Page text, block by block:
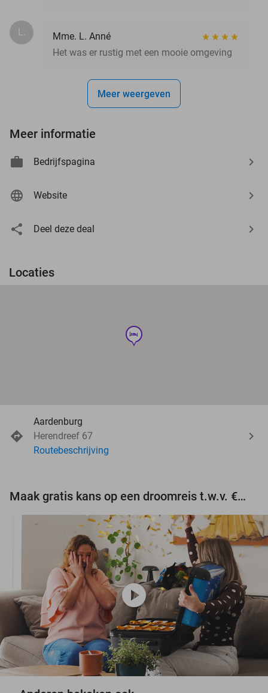
L.
Mme. L. Anné
Het was er rustig met een mooie omgeving
Meer weergeven
Meer informatie
Bedrijfspagina
Website
Deel deze deal
Locaties
hotel
Aardenburg
Herendreef 67
Routebeschrijving
Maak gratis kans op een droomreis t.w.v. €3.000!
play_circle